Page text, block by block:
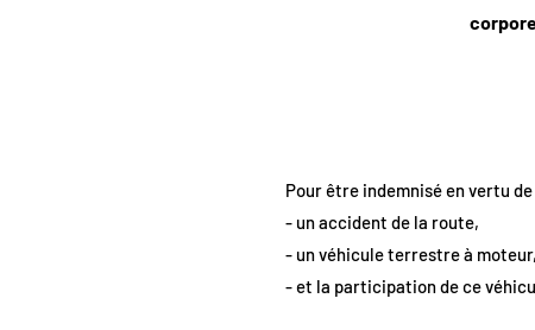
Pour être indemnisé en vertu
- un accident de la route,
- un véhicule terrestre à moteur,
- et la participation de ce